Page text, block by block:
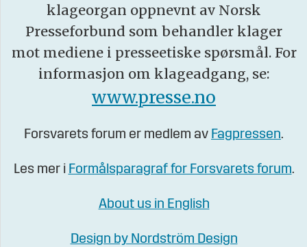
klageorgan oppnevnt av Norsk
Presseforbund som behandler klager
mot mediene i presseetiske spørsmål. For
informasjon om klageadgang, se:
www.presse.no
Forsvarets forum er medlem av Fagpressen.
Les mer i Formålsparagraf for Forsvarets forum.
About us in English
Design by Nordström Design